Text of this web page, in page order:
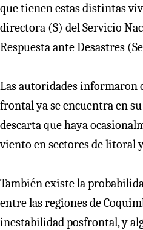
que tienen estas distintas
directora (S) del Servicio
Respuesta ante Desastres
Las autoridades informaron
frontal ya se encuentra en
descarta que haya
viento en sectores de litoral
También existe la
entre las regiones de
inestabilidad posfrontal, y